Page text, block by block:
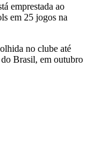
emprestada ao
em 25 jogos na
no clube até
Brasil, em outubro